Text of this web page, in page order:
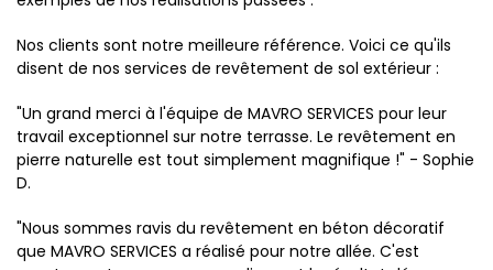
Nos clients sont notre meilleure référence. Voici ce qu'ils
disent de nos services de revêtement de sol extérieur :
"Un grand merci à l'équipe de MAVRO SERVICES pour leur
travail exceptionnel sur notre terrasse. Le revêtement en
pierre naturelle est tout simplement magnifique !" - Sophie
D.
"Nous sommes ravis du revêtement en béton décoratif
que MAVRO SERVICES a réalisé pour notre allée. C'est